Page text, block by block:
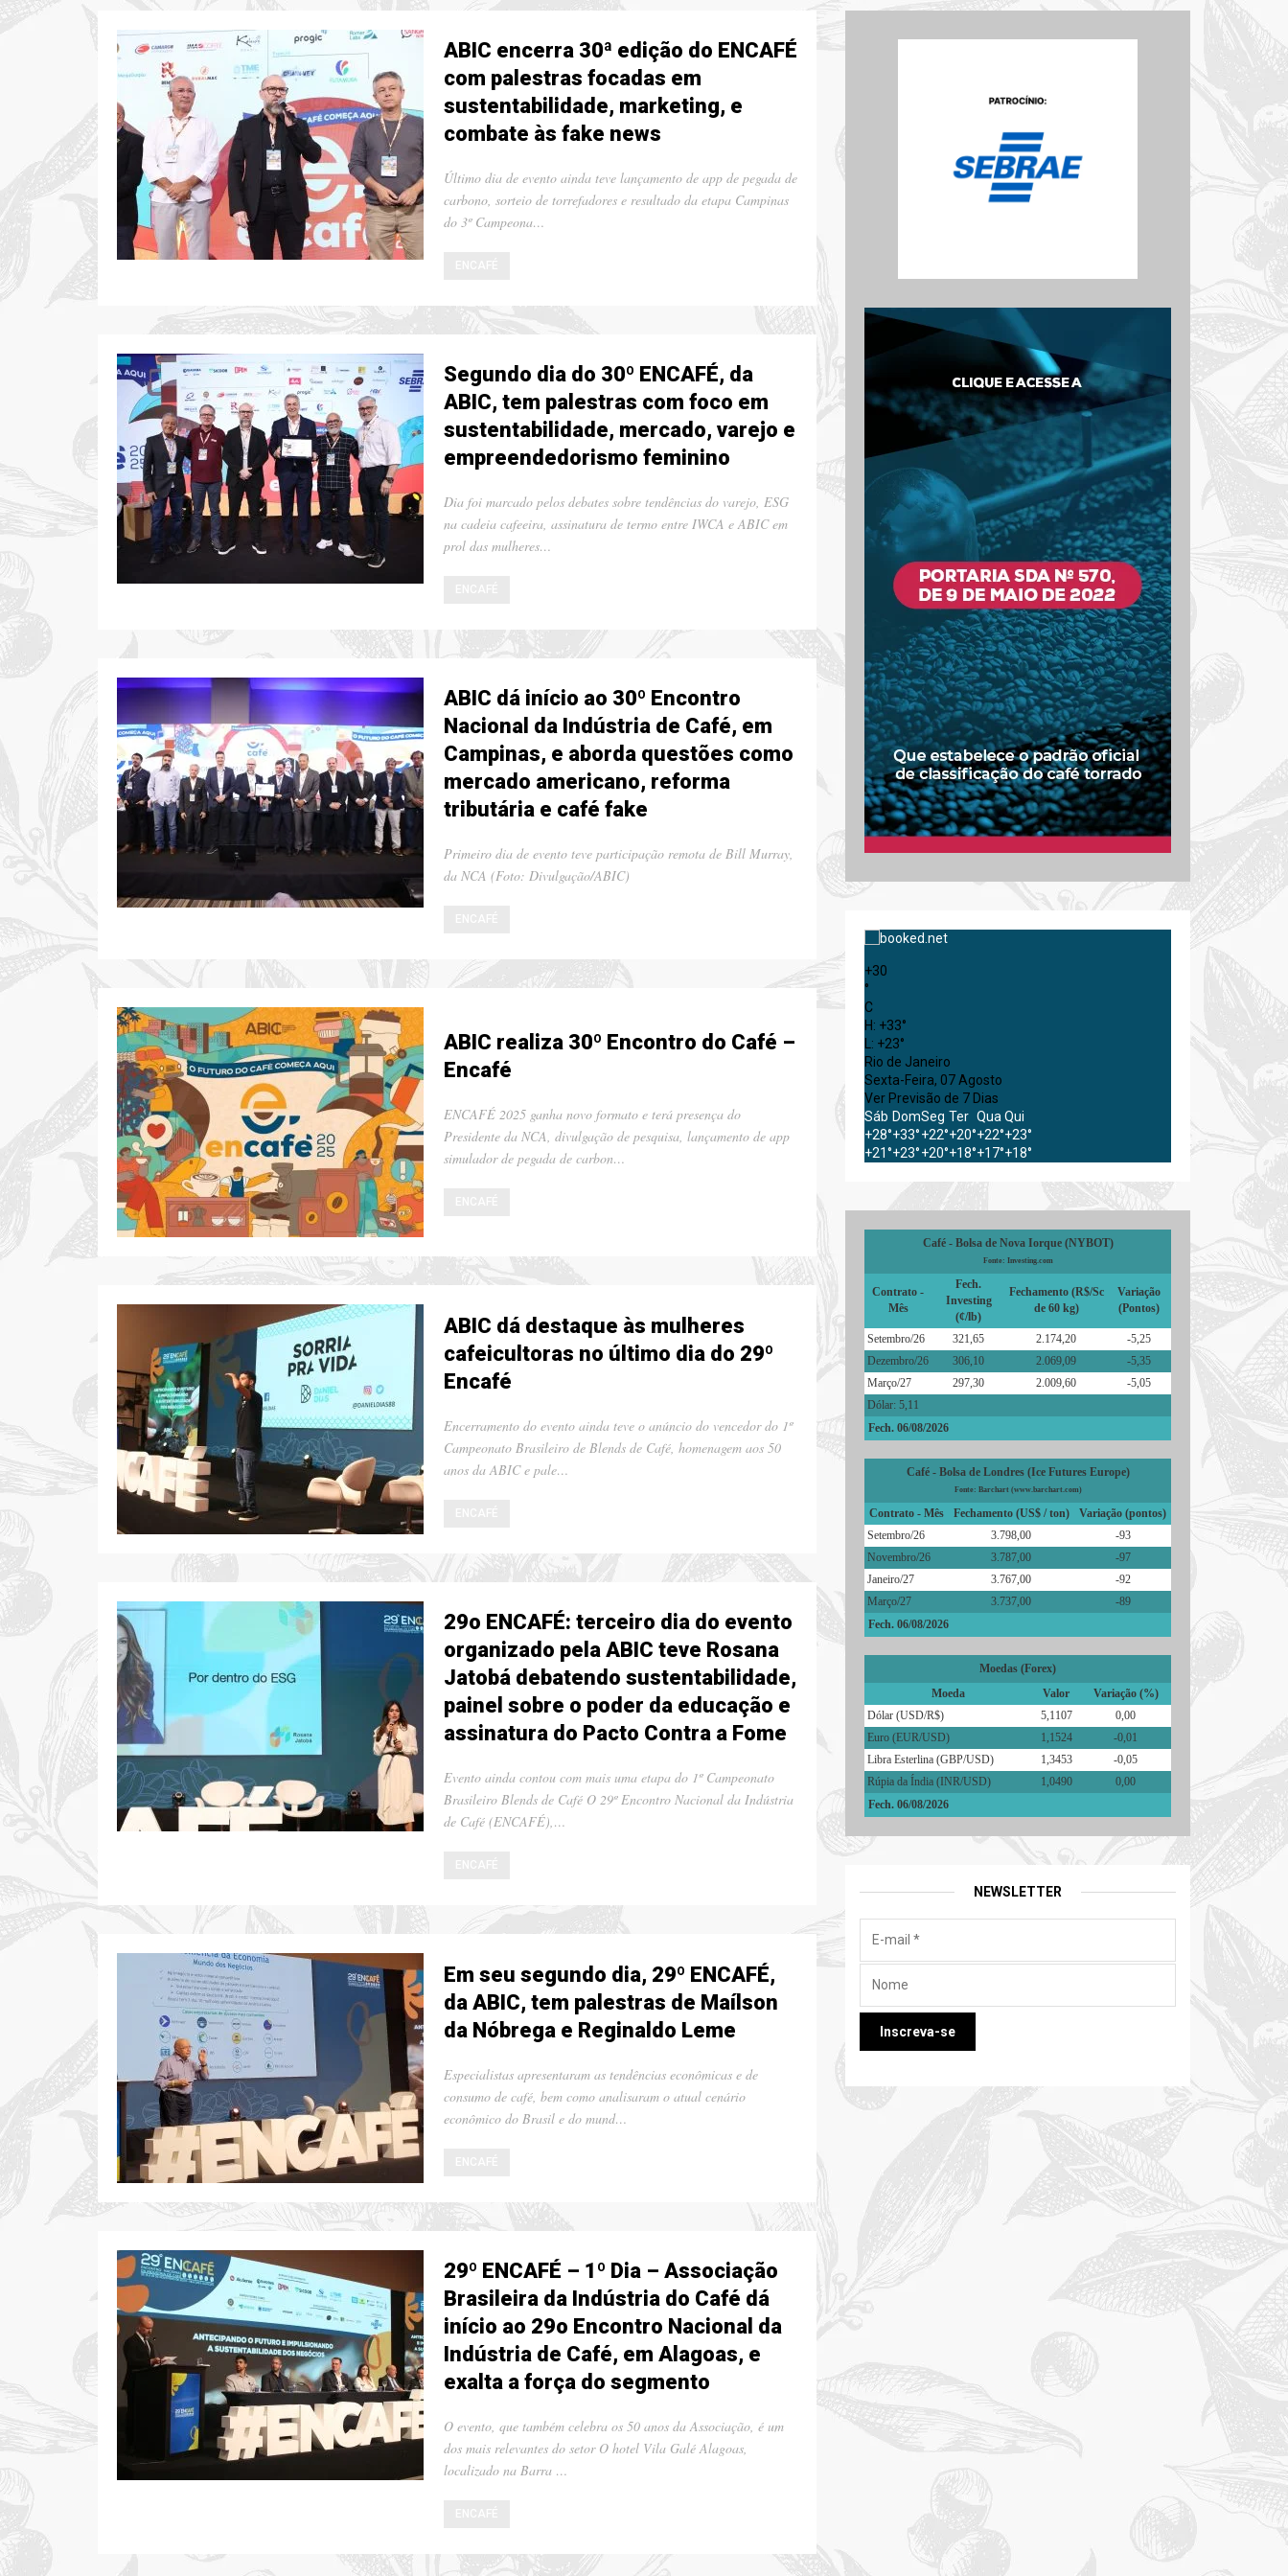
+30
°
C
H: +33°
L: +23°
Rio de Janeiro
Sexta-Feira, 07 Agosto
Ver Previsão de 7 Dias
Sáb DomSeg Ter QuaQui
+28°+33°+22°+20°+22°+23°
+21°+23°+20°+18°+17°+18°
Café - Bolsa de Nova Iorque (NYBOT)
Fonte: Investing.com
Contrato -
Mês
Fech.
Investing
(¢/lb)
Fechamento (R$/Sc
de 60 kg)
Variação
(Pontos)
Setembro/26 321,65 2.174,20
-5,25
Dezembro/26
306,10 2.069,09
-5,35
Março/27
297,30 2.009,60
-5,05
Dólar: 5,11
Fech. 06/08/2026
Café - Bolsa de Londres (Ice Futures Europe)
Fonte: Barchart (www.barchart.com)
Contrato - Mês Fechamento (US$ / ton)
Variação (pontos)
Setembro/26
3.798,00
-93
Novembro/26
3.787,00
-97
Janeiro/27
3.767,00
-92
Março/27
3.737,00
-89
Fech. 06/08/2026
Moedas (Forex)
Moeda
Valor
Variação (%)
Dólar (USD/R$)
5,1107
0,00
Euro (EUR/USD)
1,1524
-0,01
Libra Esterlina (GBP/USD)
1,3453
-0,05
Rúpia da Índia (INR/USD)
1,0490
0,00
Fech. 06/08/2026
NEWSLETTER
ABIC encerra 30ª edição do ENCAFÉ
com palestras focadas em
sustentabilidade, marketing, e
combate às fake news
Último dia de evento ainda teve lançamento de app de pegada de
carbono, sorteio de torrefadores e resultado da etapa Campinas
do 3º Campeona…
Segundo dia do 30º ENCAFÉ, da
ABIC, tem palestras com foco em
sustentabilidade, mercado, varejo e
empreendedorismo feminino
Dia foi marcado pelos debates sobre tendências do varejo, ESG
na cadeia cafeeira, assinatura de termo entre IWCA e ABIC em
prol das mulheres…
ABIC dá início ao 30º Encontro
Nacional da Indústria de Café, em
Campinas, e aborda questões como
mercado americano, reforma
tributária e café fake
Primeiro dia de evento teve participação remota de Bill Murray,
da NCA (Foto: Divulgação/ABIC)
ABIC realiza 30º Encontro do Café –
Encafé
ENCAFÉ 2025 ganha novo formato e terá presença do
Presidente da NCA, divulgação de pesquisa, lançamento de app
simulador de pegada de carbon…
ABIC dá destaque às mulheres
cafeicultoras no último dia do 29º
Encafé
Encerramento do evento ainda teve o anúncio do vencedor do 1º
Campeonato Brasileiro de Blends de Café, homenagem aos 50
anos da ABIC e pale…
29o ENCAFÉ: terceiro dia do evento
organizado pela ABIC teve Rosana
Jatobá debatendo sustentabilidade,
painel sobre o poder da educação e
assinatura do Pacto Contra a Fome
Evento ainda contou com mais uma etapa do 1º Campeonato
Brasileiro Blends de Café O 29º Encontro Nacional da Indústria
de Café (ENCAFÉ),…
Em seu segundo dia, 29º ENCAFÉ,
da ABIC, tem palestras de Maílson
da Nóbrega e Reginaldo Leme
Especialistas apresentaram as tendências econômicas e de
consumo de café, bem como analisaram o atual cenário
econômico do Brasil e do mund…
29º ENCAFÉ – 1º Dia – Associação
Brasileira da Indústria do Café dá
início ao 29o Encontro Nacional da
Indústria de Café, em Alagoas, e
exalta a força do segmento
O evento, que também celebra os 50 anos da Associação, é um
dos mais relevantes do setor O hotel Vila Galé Alagoas,
localizado na Barra …